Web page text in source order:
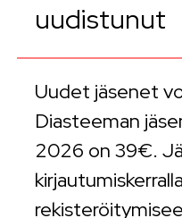
uudistunut
Uudet jäsenet
Diasteeman
2026 on 39€.